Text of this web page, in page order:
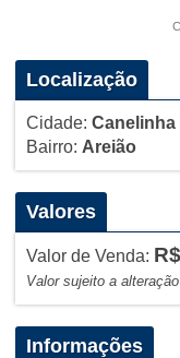
Localização
Cidade: Canelinha
Bairro: Areião
Valores
Valor de Venda:
Valor sujeito a alteração
Informações